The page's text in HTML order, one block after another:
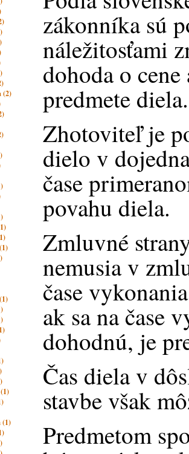
(2)
(1)
zákonníka sú
náležitosťami
dohoda o
predmete diela.
Zhotoviteľ je
dielo v
čase
povahu diela.
Zmluvné
nemusia v
čase
ak sa na čase
dohodnú, je
Čas diela v
stavbe však
Predmetom